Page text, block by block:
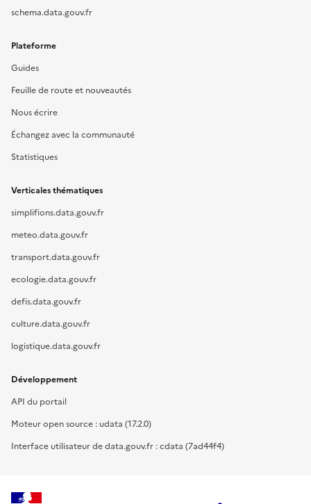
schema.data.gouv.fr
Plateforme
Guides
Feuille de route et nouveautés
Nous écrire
Échangez avec la communauté
Statistiques
Verticales thématiques
simplifions.data.gouv.fr
meteo.data.gouv.fr
transport.data.gouv.fr
ecologie.data.gouv.fr
defis.data.gouv.fr
culture.data.gouv.fr
logistique.data.gouv.fr
Développement
API du portail
Moteur open source : udata (17.2.0)
Interface utilisateur de data.gouv.fr : cdata (7ad44f4)